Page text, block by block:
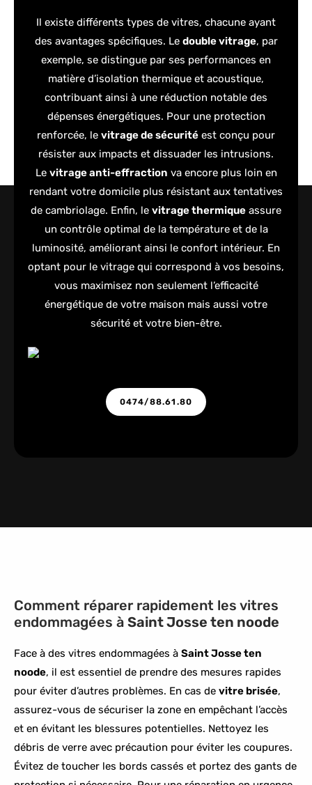
Il existe différents types de vitres, chacune ayant
des avantages spécifiques. Le double vitrage, par
exemple, se distingue par ses performances en
matière d’isolation thermique et acoustique,
contribuant ainsi à une réduction notable des
dépenses énergétiques. Pour une protection
renforcée, le vitrage de sécurité est conçu pour
résister aux impacts et dissuader les intrusions.
Le vitrage anti-effraction va encore plus loin en
rendant votre domicile plus résistant aux tentatives
de cambriolage. Enfin, le vitrage thermique assure
un contrôle optimal de la température et de la
luminosité, améliorant ainsi le confort intérieur. En
optant pour le vitrage qui correspond à vos besoins,
vous maximisez non seulement l’efficacité
énergétique de votre maison mais aussi votre
sécurité et votre bien-être.
0474/88.61.80
Comment réparer rapidement les vitres
endommagées à Saint Josse ten noode
Face à des vitres endommagées à Saint Josse ten
noode, il est essentiel de prendre des mesures rapides
pour éviter d’autres problèmes. En cas de vitre brisée,
assurez-vous de sécuriser la zone en empêchant l’accès
et en évitant les blessures potentielles. Nettoyez les
débris de verre avec précaution pour éviter les coupures.
Évitez de toucher les bords cassés et portez des gants de